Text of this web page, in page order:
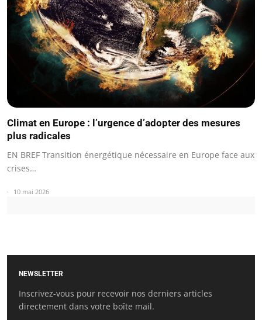
Climat en Europe : l’urgence d’adopter des mesures
plus radicales
EN BREF Transition énergétique nécessaire en Europe face aux
crises…
10 mai 2026
NEWSLETTER
Inscrivez-vous pour recevoir nos derniers articles
directement dans votre boîte mail.